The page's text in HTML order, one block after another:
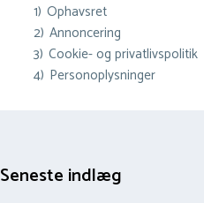
1) Ophavsret
2) Annoncering
3) Cookie- og privatlivspolitik
4) Personoplysninger
Seneste indlæg